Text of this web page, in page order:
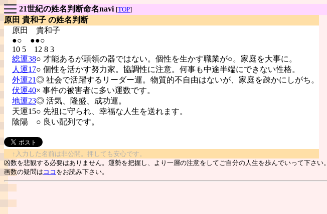
21世紀の姓名判断命名navi [TOP]
原田 貴和子 の姓名判断
原田 貴和子
●○ ●●○
10 5 12 8 3
総運38○ 才能あるが頭領の器ではない。個性を生かす職業が○。家庭を大事に。
人運17○ 個性を活かす努力家。協調性に注意。何事も中途半端にできない性格。
外運21◎ 社会で活躍するリーダー運。物質的不自由はないが、家庭を疎かにしがち。
伏運40× 事件の被害者に多い運数です。
地運23◎ 活気、隆盛、成功運。
天運15○ 先祖に守られ、幸福な人生を送れます。
陰陽 ○ 良い配列です。
↑入力した名前は非公開。押しても安心です。
凶数を悲観する必要はありません。運勢を把握し、より一層の注意をしてご自分の人生を歩んでいって下さい。
画数の疑問は ココ をお読み下さい。